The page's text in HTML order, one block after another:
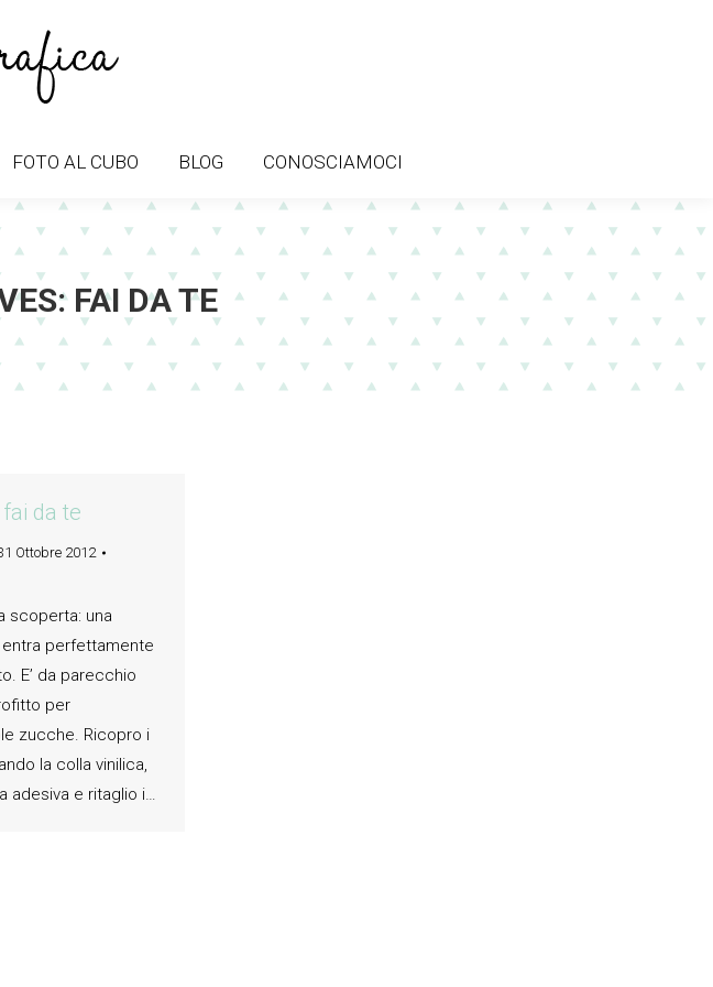
FOTO AL CUBO BLOG CONOSCIAMOCI
FAI DA TE
da te
Ottobre 2012
scoperta: una
perfettamente
E’ da parecchio
per
zucche. Ricopro i
la colla vinilica,
adesiva e ritaglio i…
FOTO AL CUBO